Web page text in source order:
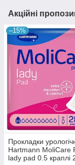
Акційні
–15%
Прокладки
Hartmann MoliCare
lady pad 0.5 краплі